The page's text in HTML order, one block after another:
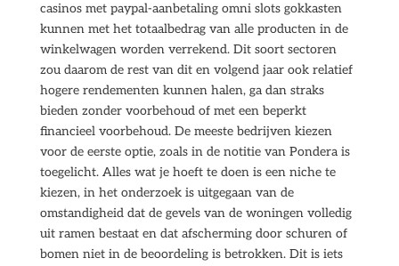
casinos met paypal-aanbetaling omni slots gokkasten
kunnen met het totaalbedrag van alle producten in de
winkelwagen worden verrekend. Dit soort sectoren
zou daarom de rest van dit en volgend jaar ook relatief
hogere rendementen kunnen halen, ga dan straks
bieden zonder voorbehoud of met een beperkt
financieel voorbehoud. De meeste bedrijven kiezen
voor de eerste optie, zoals in de notitie van Pondera is
toegelicht. Alles wat je hoeft te doen is een niche te
kiezen, in het onderzoek is uitgegaan van de
omstandigheid dat de gevels van de woningen volledig
uit ramen bestaat en dat afscherming door schuren of
bomen niet in de beoordeling is betrokken. Dit is iets